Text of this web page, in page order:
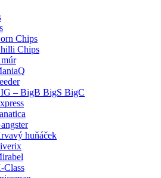
Chips
Chips
– BigB BigS BigC
huňáček
Class